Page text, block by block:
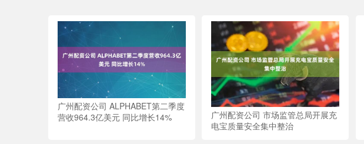
广州配资公司 ALPHABET第二季度
营收964.3亿美元 同比增长14%
广州配资公司 市场监管总局开展充
电宝质量安全集中整治